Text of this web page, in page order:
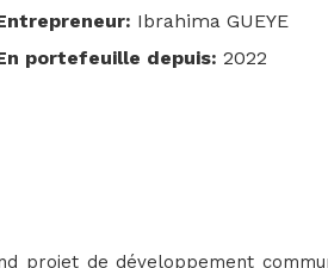
: Ibrahima GUEYE
portefeuille depuis: 2022
projet de développement